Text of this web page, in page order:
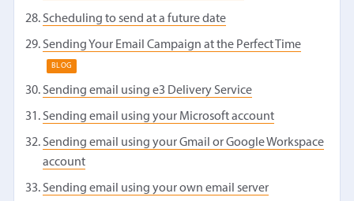
Scheduling to send at a future date
Sending Your Email Campaign at the Perfect Time
BLOG
Sending email using e3 Delivery Service
Sending email using your Microsoft account
Sending email using your Gmail or Google Workspace
account
Sending email using your own email server